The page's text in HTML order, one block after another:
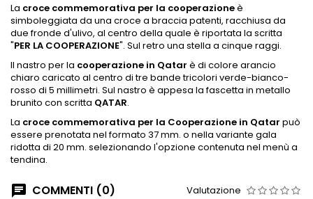
La croce commemorativa per la cooperazioneè
simboleggiata da una croce a braccia patenti, racchiusa da
due fronde d'ulivo, al centro della quale è riportata la scritta
"PER LA COOPERAZIONE". Sul retro una stella a cinque raggi.
Il nastro per la cooperazione in Qatar è di colore arancio
chiaro caricato al centro di tre bande tricolori verde-bianco-
rosso di 5 millimetri. Sul nastro è appesa la fascetta in metallo
brunito con scritta QATAR.
La croce commemorativa per la Cooperazione in Qatar può
essere prenotata nel formato 37 mm. o nella variante gala
ridotta di 20 mm. selezionando l'opzione contenuta nel menù a
tendina.
COMMENTI (0) Valutazione